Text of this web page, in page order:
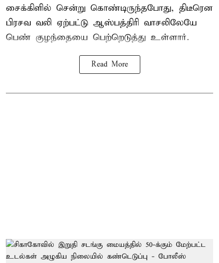
சைக்கிளில் சென்று கொண்டிருந்தபோது, திடீரென
பிரசவ வலி ஏற்பட்டு ஆஸ்பத்திரி வாசலிலேயே
பெண் குழந்தையை பெற்றெடுத்து உள்ளார்.
Read More